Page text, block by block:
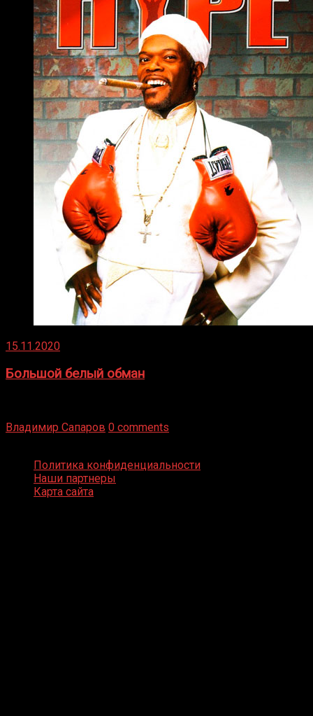
15.11.2020
Большой белый обман
Владимир Сапаров 0 comments
Политика конфиденциальности
Наши партнеры
Карта сайта